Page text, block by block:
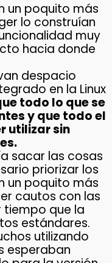
un poquito más
lo construían
muy
hacia donde
despacio
en la Linux
todo lo que se
y que todo el
utilizar sin
sacar las cosas
priorizar los
un poquito más
cautos con las
que la
estándares.
utilizando
esperaban